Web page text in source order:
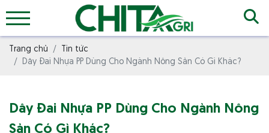
Trang chủ
Tin tức
Dây Đai Nhựa PP Dùng Cho Ngành Nông Sản Có Gì Khác?
Dây Đai Nhựa PP Dùng Cho Ngành Nông
Sản Có Gì Khác?